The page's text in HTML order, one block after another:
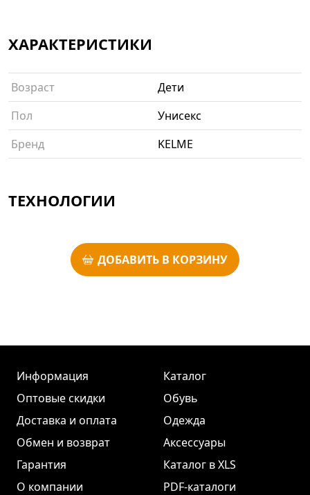
ХАРАКТЕРИСТИКИ
Возраст
Дети
Пол
Унисекс
Бренд
KELME
ТЕХНОЛОГИИ
ДОБАВИТЬ В КОРЗИНУ
Информация
Оптовые скидки
Доставка и оплата
Обмен и возврат
Гарантия
О компании
Каталог
Обувь
Одежда
Аксессуары
Каталог в XLS
PDF-каталоги